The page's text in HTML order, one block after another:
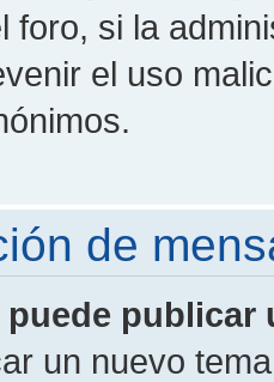
foro, si la
el uso
de
puede publicar
un nuevo